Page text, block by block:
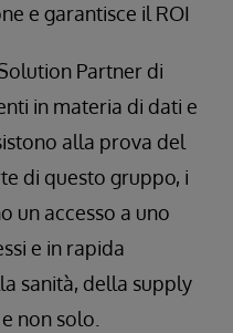
e garantisce il ROI
Partner di
in materia di dati e
alla prova del
di questo gruppo, i
un accesso a uno
e in rapida
sanità, della supply
non solo.